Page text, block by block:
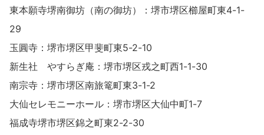
東本願寺堺南御坊（南の御坊）：堺市堺区櫛屋町東4-1-
29
玉圓寺：堺市堺区甲斐町東5-2-10
新生社 やすらぎ庵：堺市堺区戎之町西1-1-30
南宗寺：堺市堺区南旅篭町東3-1-2
大仙セレモニーホール：堺市堺区大仙中町1-7
福成寺堺市堺区錦之町東2-2-30